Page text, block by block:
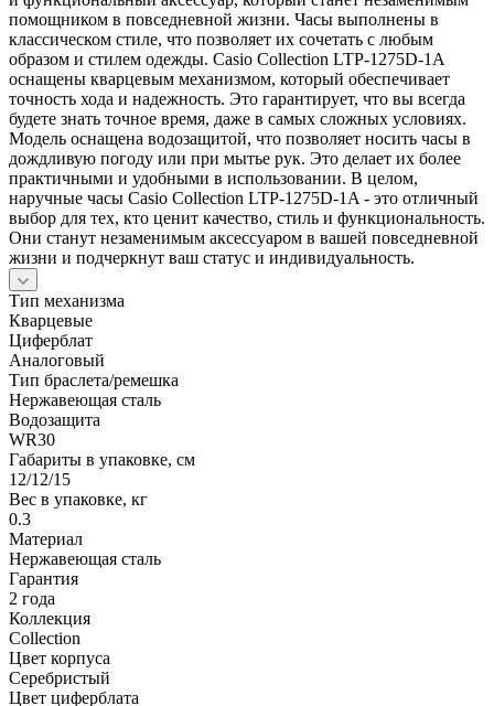
помощником в повседневной жизни. Часы выполнены в
классическом стиле, что позволяет их сочетать с любым
образом и стилем одежды. Casio Collection LTP-1275D-1A
оснащены кварцевым механизмом, который обеспечивает
точность хода и надежность. Это гарантирует, что вы всегда
будете знать точное время, даже в самых сложных условиях.
Модель оснащена водозащитой, что позволяет носить часы в
дождливую погоду или при мытье рук. Это делает их более
практичными и удобными в использовании. В целом,
наручные часы Casio Collection LTP-1275D-1A - это отличный
выбор для тех, кто ценит качество, стиль и функциональность.
Они станут незаменимым аксессуаром в вашей повседневной
жизни и подчеркнут ваш статус и индивидуальность.
Тип механизма
Кварцевые
Циферблат
Аналоговый
Тип браслета/ремешка
Нержавеющая сталь
Водозащита
WR30
Габариты в упаковке, см
12/12/15
Вес в упаковке, кг
0.3
Материал
Нержавеющая сталь
Гарантия
2 года
Коллекция
Collection
Цвет корпуса
Серебристый
Цвет циферблата